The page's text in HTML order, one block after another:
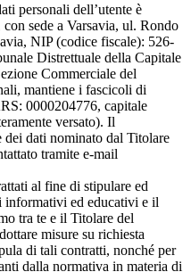
personali dell’utente è
sede a Varsavia, ul. Rondo
NIP (codice fiscale): 526-
Distrettuale della Capitale
Commerciale del
mantiene i fascicoli di
0000204776, capitale
versato). Il
dei dati nominato dal Titolare
tramite e-mail
al fine di stipulare ed
informativi ed educativi e il
tra te e il Titolare del
misure su richiesta
di tali contratti, nonché per
dalla normativa in materia di